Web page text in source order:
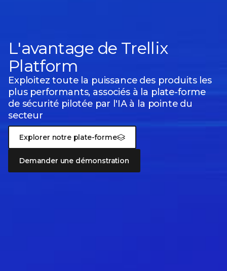
L'avantage de Trellix
Platform
Exploitez toute la puissance des produits les
plus performants, associés à la plate-forme
de sécurité pilotée par l'IAà la pointe du
secteur
Explorer notre plate-forme
Demander une démonstration